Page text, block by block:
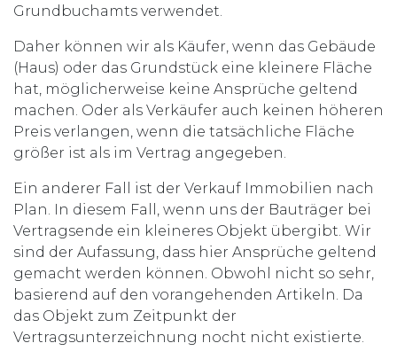
Grundbuchamts verwendet.
Daher können wir als Käufer, wenn das Gebäude
(Haus) oder das Grundstück eine kleinere Fläche
hat, möglicherweise keine Ansprüche geltend
machen. Oder als Verkäufer auch keinen höheren
Preis verlangen, wenn die tatsächliche Fläche
größer ist als im Vertrag angegeben.
Ein anderer Fall ist der Verkauf Immobilien nach
Plan. In diesem Fall, wenn uns der Bauträger bei
Vertragsende ein kleineres Objekt übergibt. Wir
sind der Aufassung, dass hier Ansprüche geltend
gemacht werden können. Obwohl nicht so sehr,
basierend auf den vorangehenden Artikeln. Da
das Objekt zum Zeitpunkt der
Vertragsunterzeichnung nocht nicht existierte.